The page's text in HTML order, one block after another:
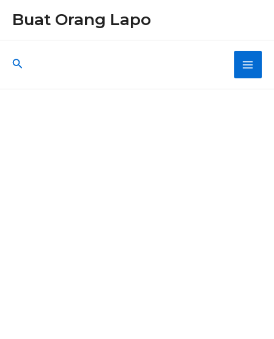
Buat Orang Lapo
Search
Main